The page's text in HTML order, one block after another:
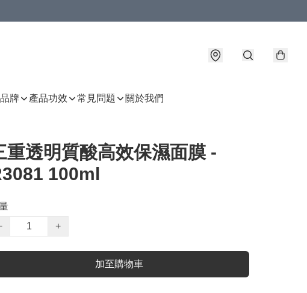
牌 產品功效 常見問題 關於我們
重透明質酸高效保濕面膜 -
100ml
+
加至購物車